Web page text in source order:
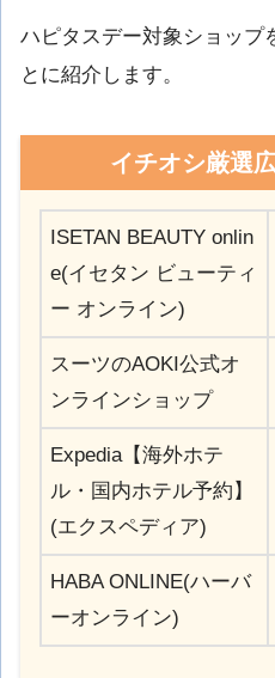
ハピタスデー対象ショップ
とに紹介します。
イチオシ厳選
ISETAN BEAUTY onlin
e(イセタン ビューティ
ー オンライン)
スーツのAOKI公式オ
ンラインショップ
Expedia【海外ホテ
ル・国内ホテル予約】
(エクスペディア)
HABA ONLINE(ハーバ
ーオンライン)